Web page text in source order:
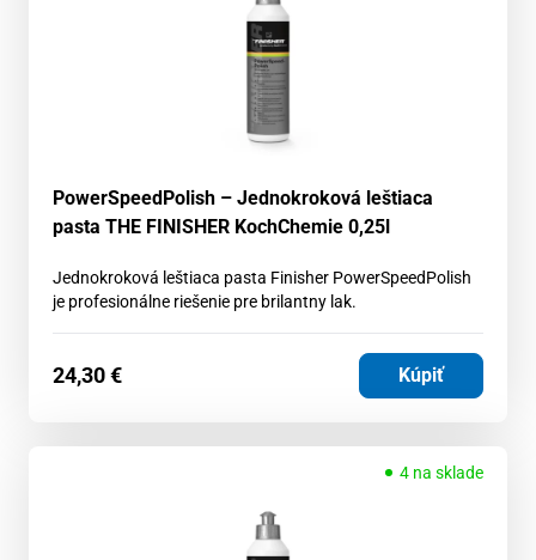
PowerSpeedPolish – Jednokroková leštiaca
pasta THE FINISHER KochChemie 0,25l
Jednokroková leštiaca pasta Finisher PowerSpeedPolish
je profesionálne riešenie pre brilantny lak.
24,30€ Kúpiť
4 na sklade